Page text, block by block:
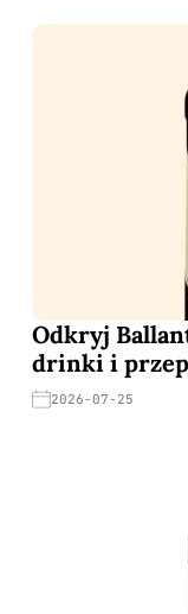
Odkryj
drinki i
2026-07-25